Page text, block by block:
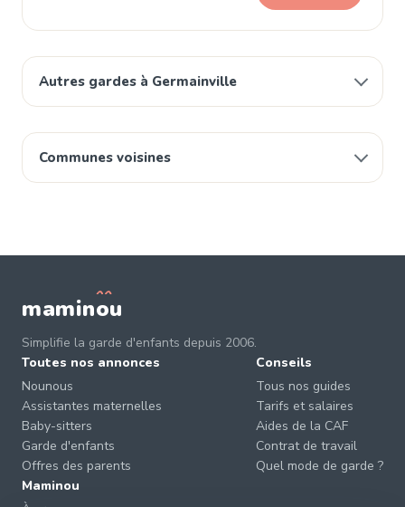
Autres gardes à Germainville
Communes voisines
maminou
Simplifie la garde d'enfants depuis 2006.
Toutes nos annonces
Nounous
Assistantes maternelles
Baby-sitters
Garde d'enfants
Offres des parents
Conseils
Tous nos guides
Tarifs et salaires
Aides de la CAF
Contrat de travail
Quel mode de garde ?
Maminou